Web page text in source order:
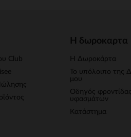
Club
Η δωροκαρτα
Η Δωροκάρτα
Το υπόλοιπο της
μου
Οδηγός φροντίδας
υφασμάτων
Κατάστημα